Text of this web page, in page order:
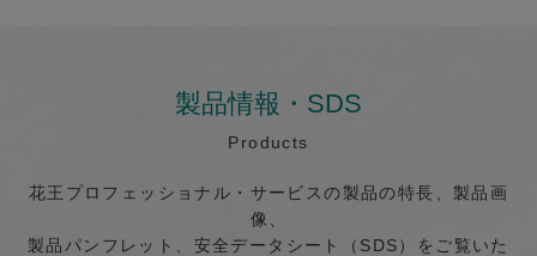
製品情報・SDS
Products
花王プロフェッショナル・サービスの製品の特長、製品画
像、
製品パンフレット、安全データシート（SDS）をご覧いた